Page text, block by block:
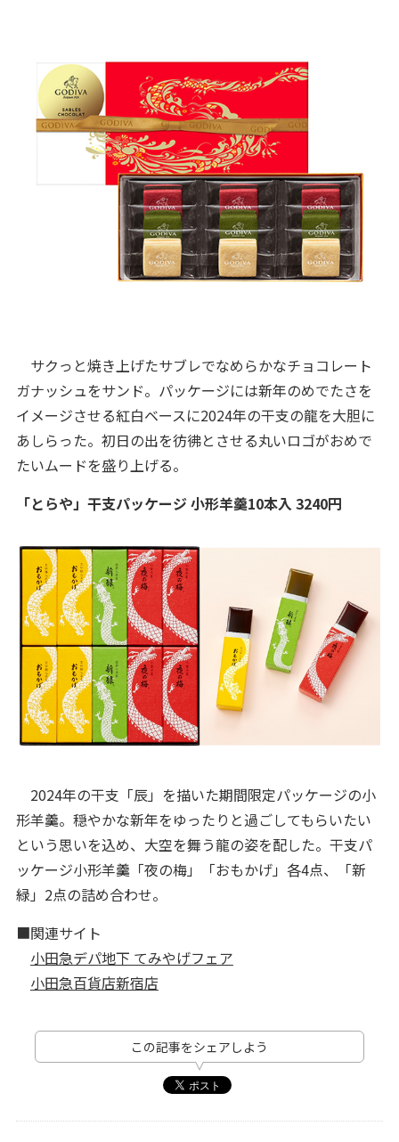
サクっと焼き上げたサブレでなめらかなチョコレート
ガナッシュをサンド。パッケージには新年のめでたさを
イメージさせる紅白ベースに2024年の干支の龍を大胆に
あしらった。初日の出を彷彿とさせる丸いロゴがおめで
たいムードを盛り上げる。
「とらや」干支パッケージ 小形羊羹10本入 3240円
2024年の干支「辰」を描いた期間限定パッケージの小
形羊羹。穏やかな新年をゆったりと過ごしてもらいたい
という思いを込め、大空を舞う龍の姿を配した。干支パ
ッケージ小形羊羹「夜の梅」「おもかげ」各4点、「新
緑」2点の詰め合わせ。
■関連サイト
小田急デパ地下 てみやげフェア
小田急百貨店新宿店
この記事をシェアしよう